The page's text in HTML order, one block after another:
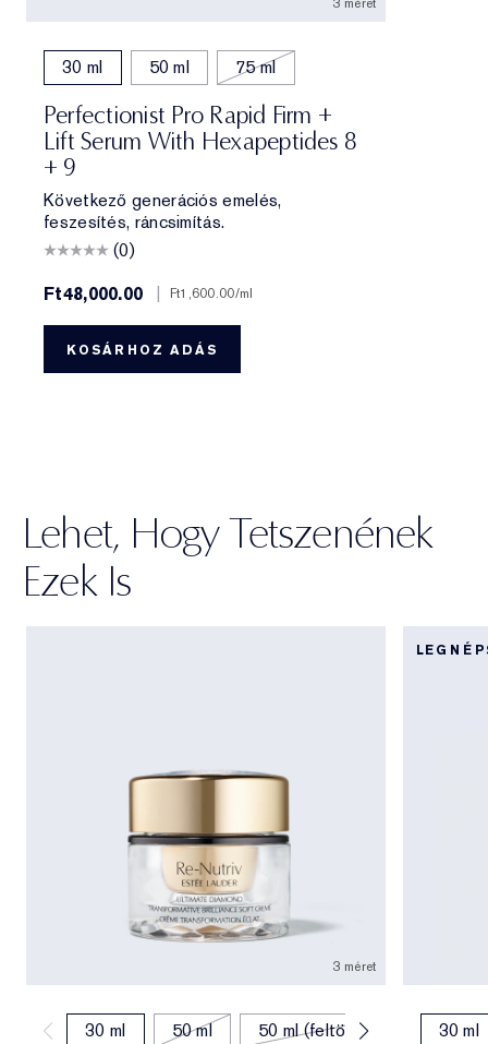
30 ml 50 ml 75 ml
Perfectionist Pro Rapid Firm +
Lift Serum With Hexapeptides 8
+ 9
Következő generációs emelés,
feszesítés, ráncsimítás.
(0)
Ft48,000.00
| Ft1,600.00/ml
KOSÁRHOZ ADÁS
Lehet, Hogy Tetszenének
Ezek Is
3 méret
30 ml 50 ml 50 ml (feltöltés) 30 ml